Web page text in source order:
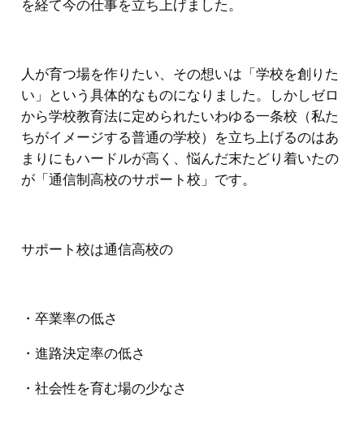
を経て今の仕事を立ち上げました。
人が育つ場を作りたい、その想いは「学校を創りた
い」という具体的なものになりました。しかしゼロ
から学校教育法に定められたいわゆる一条校（私た
ちがイメージする普通の学校）を立ち上げるのはあ
まりにもハードルが高く、悩んだ末たどり着いたの
が「通信制高校のサポート校」です。
サポート校は通信高校の
・卒業率の低さ
・進路決定率の低さ
・社会性を育む場の少なさ